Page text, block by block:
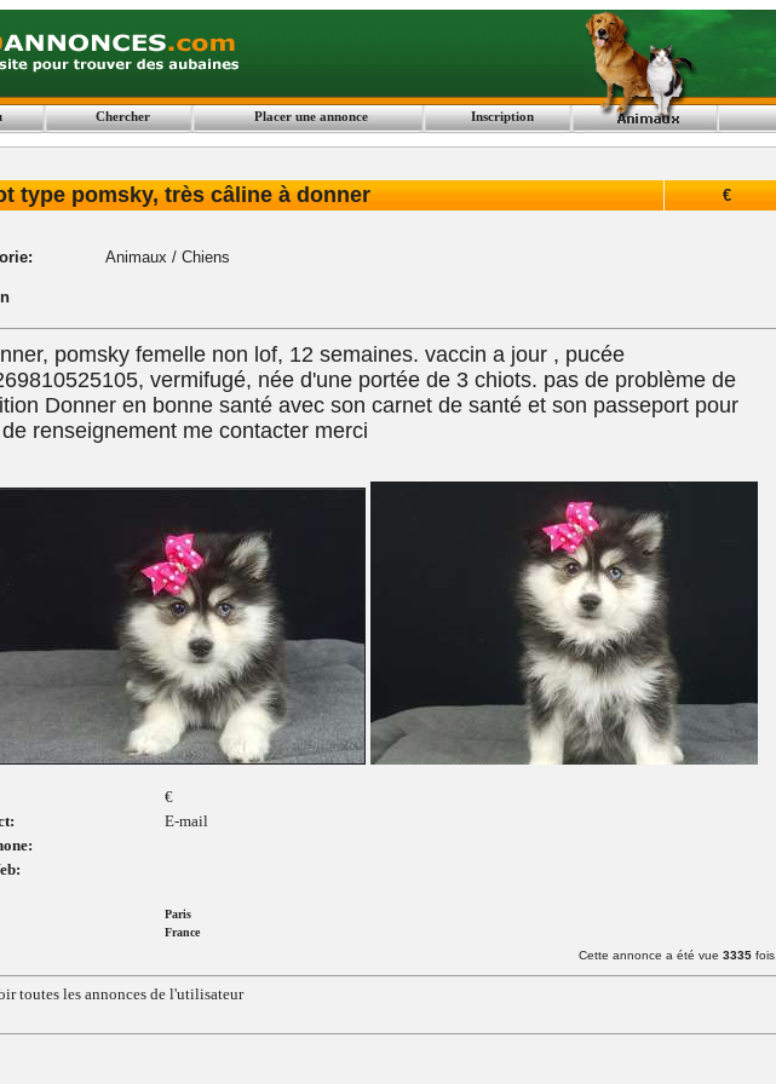
Chercher Placer une annonce Inscription
type pomsky, très câline à donner €
Animaux / Chiens
pomsky femelle non lof, 12 semaines. vaccin a jour , pucée
vermifugé, née d'une portée de 3 chiots. pas de problème de
Donner en bonne santé avec son carnet de santé et son passeport pour
renseignement me contacter merci
€
E-mail
Paris
France
Cette annonce a été vue 3335fois.
toutes les annonces del'utilisateur